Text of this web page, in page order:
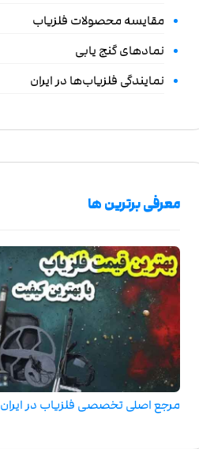
مقایسه محصولات فلزیاب
نمادهای گنج یابی
نمایندگی فلزیاب‌ها در ایران
معرفی برترین ها
مرجع اصلی تخصصی فلزیاب در ایران